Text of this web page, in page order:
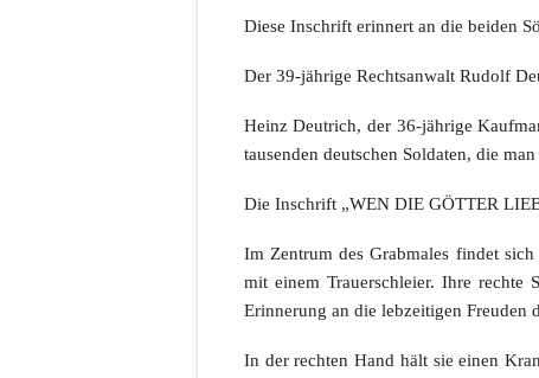
Diese Inschrift erinnert an die beiden
Der 39-jährige Rechtsanwalt Rudolf
Heinz Deutrich, der 36-jährige
tausenden deutschen Soldaten, die
Die Inschrift „WEN DIE GÖTTER
Im Zentrum des Grabmales findet
mit einem Trauerschleier. Ihre rechte
Erinnerung an die lebzeitigen Freuden
In der rechten Hand hält sie einen